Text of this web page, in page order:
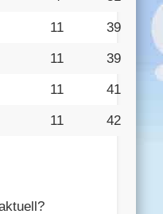
11 39
11 39
11 41
11 42